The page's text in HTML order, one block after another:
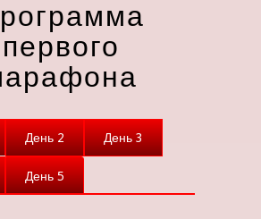
первого
День 2 День 3
День 5